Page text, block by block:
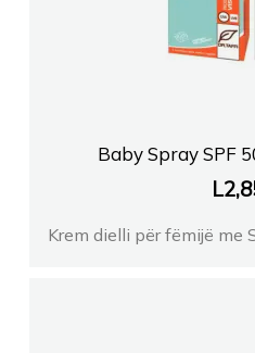
Baby Spray SPF
L
Krem dielli për fëmijë me